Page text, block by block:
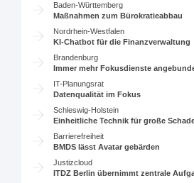
Baden-Württemberg
Maßnahmen zum Bürokratieabbau
Nordrhein-Westfalen
KI-Chatbot für die Finanzverwaltung
Brandenburg
Immer mehr Fokusdienste
IT-Planungsrat
Datenqualität im Fokus
Schleswig-Holstein
Einheitliche Technik für große
Barrierefreiheit
BMDS lässt Avatar gebärden
Justizcloud
ITDZ Berlin übernimmt zentrale